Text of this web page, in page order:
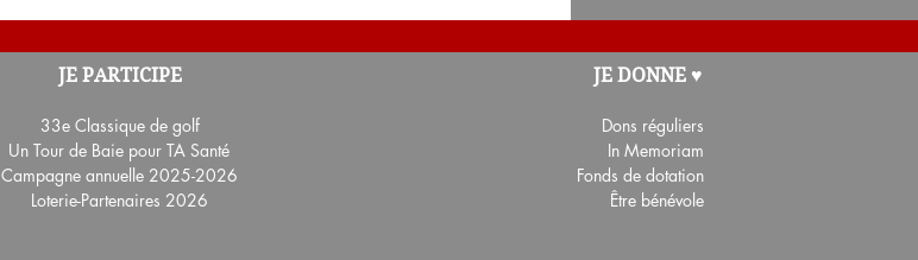
Résultat du 11e tirage de Loterie-Employés
JE PARTICIPE
33e Classique de golf
Un Tour de Baie pour TA Santé
Campagne annuelle 2025-2026
Loterie-Partenaires 2026
JE DONNE ♥
Dons réguliers
In Memoriam
Fonds de dotation
Être bénévole